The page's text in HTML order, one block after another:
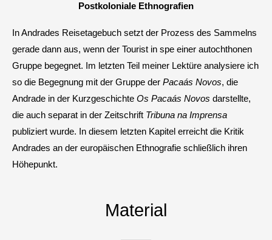
Postkoloniale Ethnografien
In Andrades Reisetagebuch setzt der Prozess des Sammelns
gerade dann aus, wenn der Tourist in spe einer autochthonen
Gruppe begegnet. Im letzten Teil meiner Lektüre analysiere ich
so die Begegnung mit der Gruppe der Pacaás Novos, die
Andrade in der Kurzgeschichte Os Pacaás Novos darstellte,
die auch separat in der Zeitschrift Tribuna na Imprensa
publiziert wurde. In diesem letzten Kapitel erreicht die Kritik
Andrades an der europäischen Ethnografie schließlich ihren
Höhepunkt.
Material